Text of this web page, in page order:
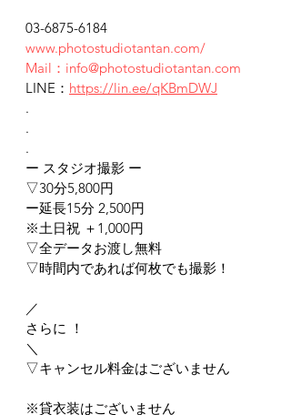
03-6875-6184
www.photostudiotantan.com/
Mail：info@photostudiotantan.com
LINE： https://lin.ee/qKBmDWJ
.
.
.
ー スタジオ撮影 ー
▽30分5,800円
ー延長15分 2,500円
※土日祝 ＋1,000円
▽全データお渡し無料
▽時間内であれば何枚でも撮影！
／
さらに ！
＼
▽キャンセル料金はございません
※貸衣装はございません